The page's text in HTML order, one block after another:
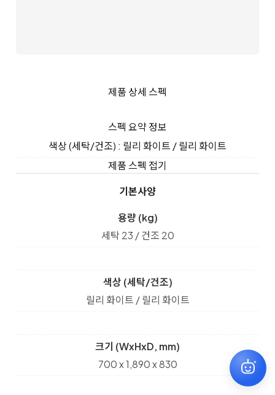
제품 상세 스펙
스펙 요약 정보
색상 (세탁/건조) : 릴리 화이트 / 릴리 화이트
제품 스펙 접기
기본사양
용량 (kg)
세탁 23 / 건조 20
색상 (세탁/건조)
릴리 화이트 / 릴리 화이트
크기 (WxHxD, mm)
700 x 1,890 x 830